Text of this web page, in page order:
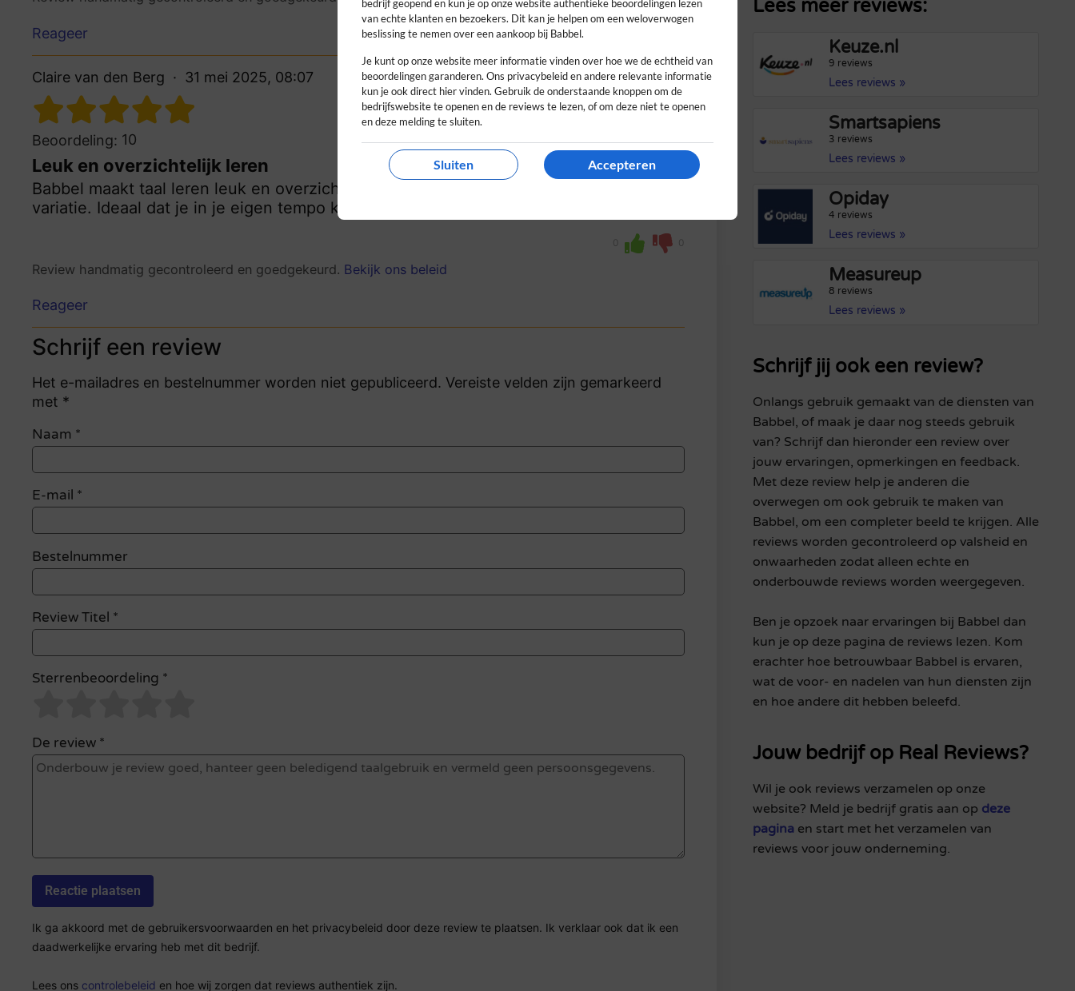
Reageer
Claire van den Berg 31 mei 2025, 08:07
Beoordeling: 10
Leuk en overzichtelijk leren
Babbel maakt taal leren leuk en overzichtelijk, met interactieve lessen en veel
variatie. Ideaal dat je in je eigen tempo kunt oefenen.
0 0
Review handmatig gecontroleerd en goedgekeurd. Bekijk ons beleid
Reageer
Schrijf een review
Het e-mailadres en bestelnummer worden niet gepubliceerd. Vereiste velden zijn gemarkeerd
met *
Naam *
E-mail *
Bestelnummer
Review Titel *
Sterrenbeoordeling *
De review *
Ik ga akkoord met de gebruikersvoorwaarden en het privacybeleid door deze review te plaatsen. Ik verklaar ook dat ik een
daadwerkelijke ervaring heb met dit bedrijf.
Lees ons controlebeleid en hoe wij zorgen dat reviews authentiek zijn.
Lees meer reviews:
Keuze.nl
9 reviews
Lees reviews »
Smartsapiens
3 reviews
Lees reviews »
Opiday
4 reviews
Lees reviews »
Measureup
8 reviews
Lees reviews »
Schrijf jij ook een review?
Onlangs gebruik gemaakt van de diensten van
Babbel, of maak je daar nog steeds gebruik
van? Schrijf dan hieronder een review over
jouw ervaringen, opmerkingen en feedback.
Met deze review help je anderen die
overwegen om ook gebruik te maken van
Babbel, om een completer beeld te krijgen. Alle
reviews worden gecontroleerd op valsheid en
onwaarheden zodat alleen echte en
onderbouwde reviews worden weergegeven.
Ben je opzoek naar ervaringen bij Babbel dan
kun je op deze pagina de reviews lezen. Kom
erachter hoe betrouwbaar Babbel is ervaren,
wat de voor- en nadelen van hun diensten zijn
en hoe andere dit hebben beleefd.
Jouw bedrijf op Real Reviews?
Wil je ook reviews verzamelen op onze
website? Meld je bedrijf gratis aan op deze
paginaen start met het verzamelen van
reviews voor jouw onderneming.
bedrijf geopend en kun je op onze website authentieke beoordelingen lezen
van echte klanten en bezoekers. Dit kan je helpen om een weloverwogen
beslissing te nemen over een aankoop bij Babbel.
Je kunt op onze website meer informatie vinden over hoe we de echtheid van
beoordelingen garanderen. Ons privacybeleid en andere relevante informatie
kun je ook direct hier vinden. Gebruik de onderstaande knoppen om de
bedrijfswebsite te openen en de reviews te lezen, of om deze niet te openen
en deze melding te sluiten.
Sluiten Accepteren